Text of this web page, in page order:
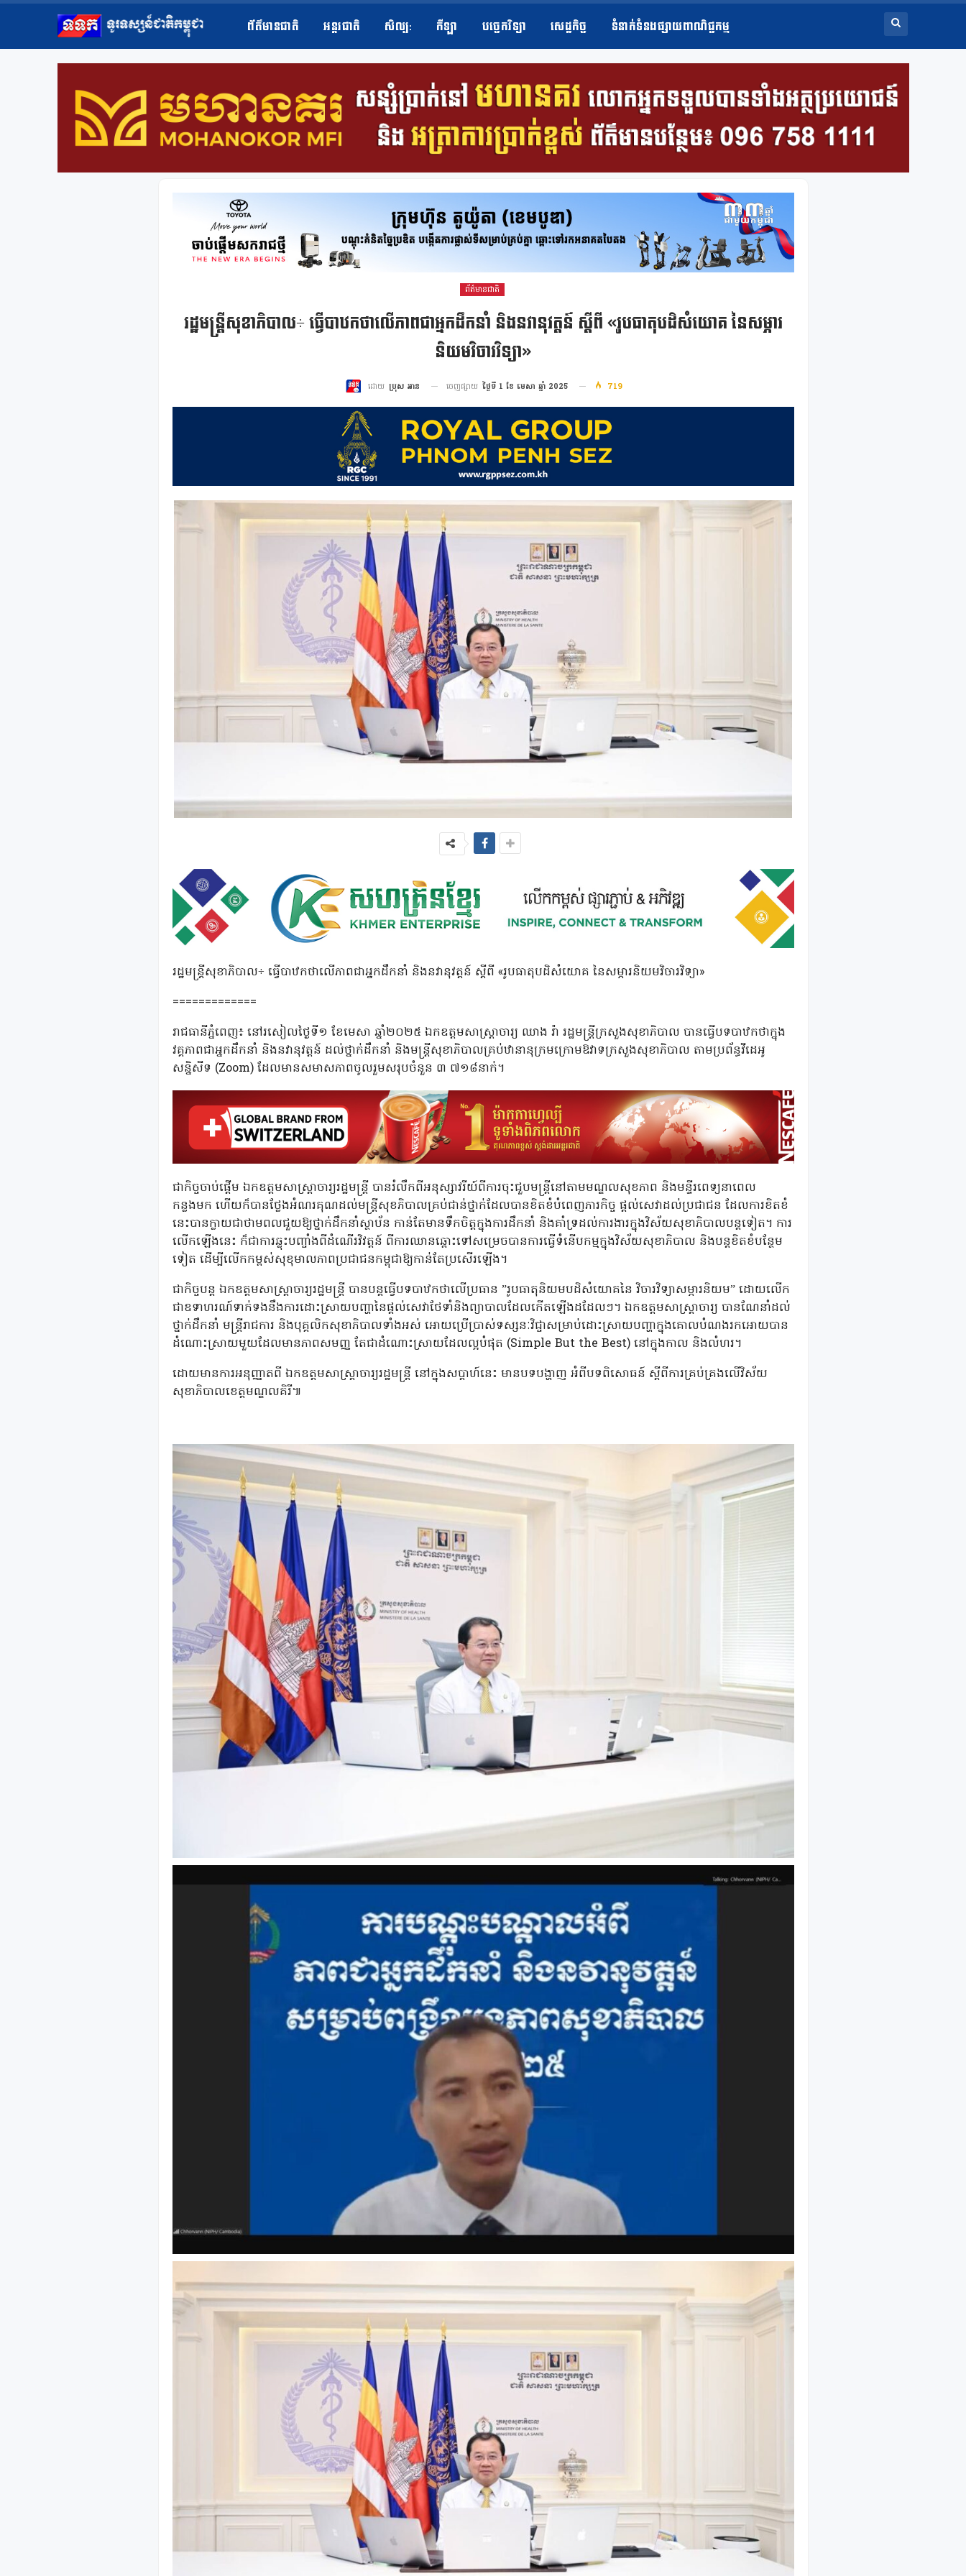
ព័ត៌មានជាតិ អន្តរជាតិ សិល្ប​: កីឡា បច្ចេកវិទ្យា សេដ្ឋកិច្ច ទំនាក់ទំនងផ្សាយពាណិជ្ជកម្ម
ព័ត៌មានជាតិ
រដ្ឋមន្ត្រីសុខាភិបាល÷ ធ្វើបាឋកថាលើភាពជាអ្នកដឹកនាំ និងនវានុវត្តន៍ ស្តីពី «រូបធាតុបដិសំយោគ នៃសម្ភារ
និយមវិចារវិទ្យា»
ដោយ ប្រុស អាន ចេញផ្សាយ ថ្ងៃទី 1 ខែ មេសា ឆ្នាំ 2025 719
រដ្ឋមន្ត្រីសុខាភិបាល÷ ធ្វើបាឋកថាលើភាពជាអ្នកដឹកនាំ និងនវានុវត្តន៍ ស្តីពី «រូបធាតុបដិសំយោគ នៃសម្ភារនិយមវិចារវិទ្យា»
=============
រាជធានីភ្នំពេញ៖ នៅរសៀលថ្ងៃទី១ ខែមេសា ឆ្នាំ២០២៥ ឯកឧត្តមសាស្ត្រាចារ្យ ឈាង រ៉ា រដ្ឋមន្ត្រីក្រសួងសុខាភិបាល បានធ្វើបទបាឋកថាក្នុង
វគ្គភាពជាអ្នកដឹកនាំ និងនវានុវត្តន៍ ដល់ថ្នាក់ដឹកនាំ និងមន្រ្តីសុខាភិបាលគ្រប់ឋានានុក្រមក្រោមឱវាទក្រសួងសុខាភិបាល តាមប្រព័ន្ធវីដេអូ
សន្និសីទ (Zoom) ដែលមានសមាសភាពចូលរួមសរុបចំនួន ៣ ៧១៨នាក់។
ជាកិច្ចចាប់ផ្តើម ឯកឧត្តមសាស្រ្តាចារ្យរដ្ឋមន្រ្តី បានរំលឹកពីអនុស្សាវរីយ៍ពីការចុះជួបមន្ត្រីនៅតាមមណ្ឌលសុខភាព និងមន្ទីរពេទ្យនាពេល
កន្លងមក ហើយក៏បានថ្លែងអំណរគុណដល់មន្រ្តីសុខភិបាលគ្រប់ជាន់ថ្នាក់ដែលបានខិតខំបំពេញភារកិច្ច ផ្តល់សេវាដល់ប្រជាជន ដែលការខិតខំ
នេះបានក្លាយជាថាមពលជួយឱ្យថ្នាក់ដឹកនាំស្ថាប័ន កាន់តែមានទឹកចិត្តក្នុងការដឹកនាំ និងគាំទ្រដល់ការងារក្នុងវិស័យសុខាភិបាលបន្តទៀត។ ការ
លើកឡើងនេះ ក៏ជាការឆ្លុះបញ្ចាំងពីដំណើរវិវត្តន៍ ពីការឈានឆ្ពោះទៅសម្រេចបានការធ្វើទំនើបកម្មក្នុងវិស័យសុខាភិបាល និងបន្តខិតខំបន្ថែម
ទៀត ដើម្បីលើកកម្ពស់សុខុមាលភាពប្រជាជនកម្ពុជាឱ្យកាន់តែប្រសើរឡើង។
ជាកិច្ចបន្ត ឯកឧត្តមសាស្រ្តាចារ្យរដ្ឋមន្រ្តី បានបន្តធ្វើបទបាឋកថាលើប្រធាន ”រូបធាតុនិយមបដិសំយោគនៃ វិចារវិទ្យាសម្ភារនិយម” ដោយលើក
ជាឧទាហរណ៍ទាក់ទងនឹងការដោះស្រាយបញ្ហានៃផ្តល់សេវាថែទាំនិងព្យាបាលដែលកើតឡើងដដែលៗ។ ឯកឧត្តមសាស្រ្តាចារ្យ បានណែនាំដល់
ថ្នាក់ដឹកនាំ មន្រ្តីរាជការ និងបុគ្គលិកសុខាភិបាលទាំងអស់ អោយប្រើប្រាស់ទស្សនៈវិជ្ចាសម្រាប់ដោះស្រាយបញ្ហាក្នុងគោលបំណងរកអោយបាន
ដំណោះស្រាយមួយដែលមានភាពសមញ្ញ តែជាដំណោះស្រាយដែលល្អបំផុត (Simple But the Best) នៅក្នុងកាល និងលំហរ។
ដោយមានការអនុញ្ញាតពី ឯកឧត្តមសាស្រ្តាចារ្យរដ្ឋមន្ត្រី នៅក្នុងសប្តាហ៍នេះ មានបទបង្ហាញ អំពីបទពិសោធន៍ ស្តីពីការគ្រប់គ្រងលើវិស័យ
សុខាភិបាលខេត្តមណ្ឌលគិរី៕